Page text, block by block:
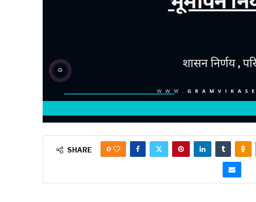
SHARE 0